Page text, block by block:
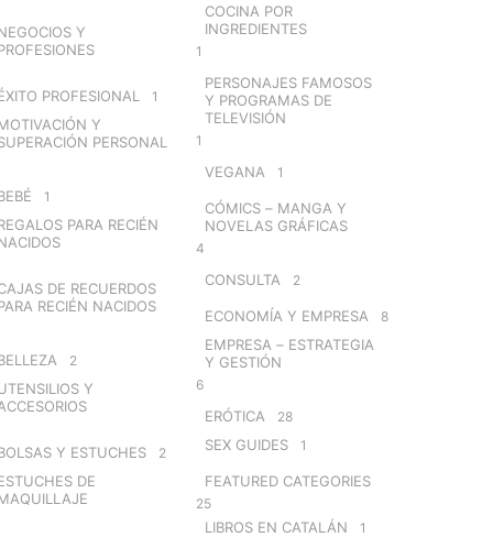
Y
PROFESIONAL 1
Y
PERSONAL
1
PARA RECIÉN
DE RECUERDOS
RECIÉN NACIDOS
2
Y
Y ESTUCHES 2
DE
COCINA POR
INGREDIENTES
1
PERSONAJES FAMOSOS
Y PROGRAMAS DE
TELEVISIÓN
1
VEGANA 1
CÓMICS – MANGA Y
NOVELAS GRÁFICAS
4
CONSULTA 2
ECONOMÍA Y EMPRESA 8
EMPRESA – ESTRATEGIA
Y GESTIÓN
6
ERÓTICA 28
SEX GUIDES 1
FEATURED CATEGORIES
25
LIBROS EN CATALÁN 1